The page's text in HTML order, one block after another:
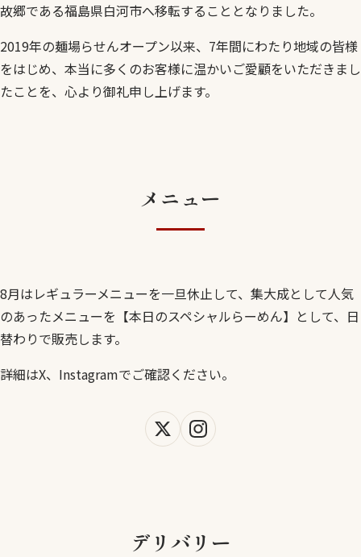
故郷である福島県白河市へ移転することとなりました。
2019年の麺場らせんオープン以来、7年間にわたり地域の皆様
をはじめ、本当に多くのお客様に温かいご愛顧をいただきまし
たことを、心より御礼申し上げます。
メニュー
8月はレギュラーメニューを一旦休止して、集大成として人気
のあったメニューを【本日のスペシャルらーめん】として、日
替わりで販売します。
詳細はX、Instagramでご確認ください。
デリバリー